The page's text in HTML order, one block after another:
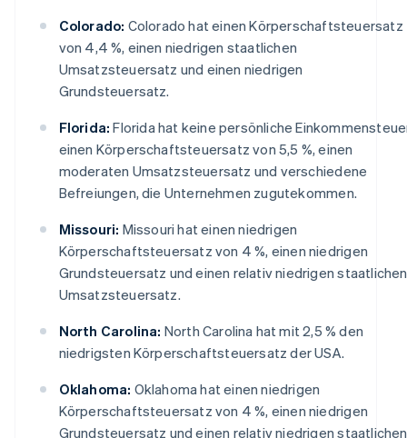
Colorado: Colorado hat einen Körperschaftsteuersatz
von 4,4 %, einen niedrigen staatlichen
Umsatzsteuersatz und einen niedrigen
Grundsteuersatz.
Florida: Florida hat keine persönliche
einen Körperschaftsteuersatz von 5,5 %, einen
moderaten Umsatzsteuersatz und verschiedene
Befreiungen, die Unternehmen zugutekommen.
Missouri: Missouri hat einen niedrigen
Körperschaftsteuersatz von 4 %, einen niedrigen
Grundsteuersatz und einen relativ niedrigen staatlichen
Umsatzsteuersatz.
North Carolina: North Carolina hat mit 2,5 % den
niedrigsten Körperschaftsteuersatz der USA.
Oklahoma: Oklahoma hat einen niedrigen
Körperschaftsteuersatz von 4 %, einen niedrigen
Grundsteuersatz und einen relativ niedrigen staatlichen